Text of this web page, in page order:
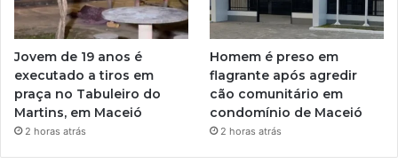
Jovem de 19 anos é
executado a tiros em
praça no Tabuleiro do
Martins, em Maceió
2 horas atrás
Homem é preso em
flagrante após agredir
cão comunitário em
condomínio de Maceió
2 horas atrás